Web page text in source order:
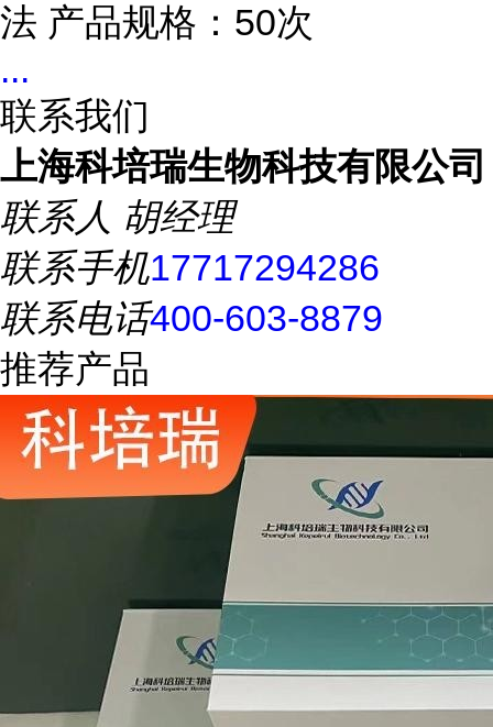
法 产品规格：50次
...
联系我们
上海科培瑞生物科技有限公司
联系人 胡经理
联系手机17717294286
联系电话400-603-8879
推荐产品